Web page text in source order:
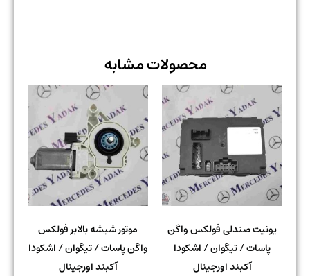
محصولات مشابه
یونیت صندلی فولکس واگن
پاسات / تیگوان / اشکودا
آکبند اورجینال
موتور شیشه بالابر فولکس
واگن پاسات / تیگوان / اشکودا
آکبند اورجینال